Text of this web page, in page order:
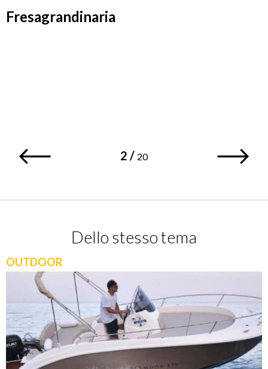
Fresagrandinaria
2 / 20
Dello stesso tema
OUTDOOR